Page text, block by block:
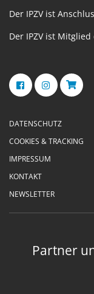
Der IPZV ist
Der IPZV ist Mitglied
DATENSCHUTZ
COOKIES & TRACKING
IMPRESSUM
KONTAKT
NEWSLETTER
Partner